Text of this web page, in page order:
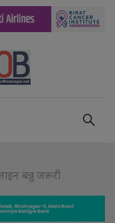
बन्नु जरूरी